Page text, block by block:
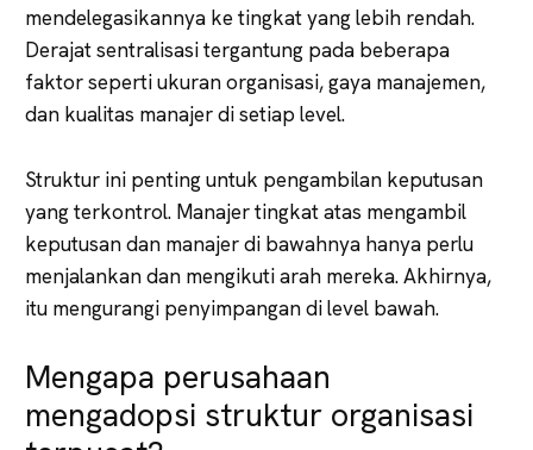
mendelegasikannya ke tingkat yang lebih rendah.
Derajat sentralisasi tergantung pada beberapa
faktor seperti ukuran organisasi, gaya manajemen,
dan kualitas manajer di setiap level.
Struktur ini penting untuk pengambilan keputusan
yang terkontrol. Manajer tingkat atas mengambil
keputusan dan manajer di bawahnya hanya perlu
menjalankan dan mengikuti arah mereka. Akhirnya,
itu mengurangi penyimpangan di level bawah.
Mengapa perusahaan
mengadopsi struktur organisasi